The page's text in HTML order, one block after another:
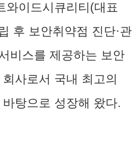
와이드시큐리티(대표
후 보안취약점 진단·관
비스를 제공하는 보안
사로서 국내 최고의
탕으로 성장해 왔다.